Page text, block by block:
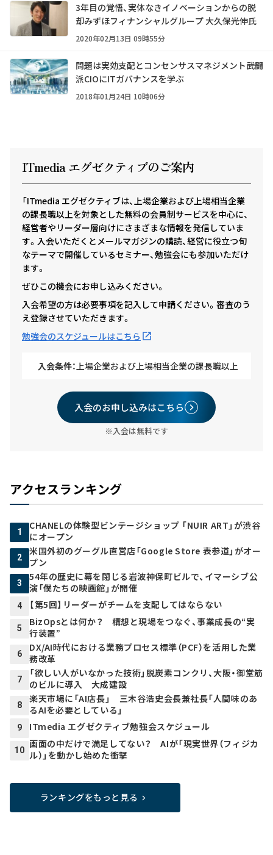
3年目の覚悟、実体なきイノベーションからの脱
却――みずほフィナンシャルグループ 大久保光伸氏
2020年02月13日 09時55分
問題は実効支配とコンセンサスマネジメント――武闘
派CIOにITガバナンスを学ぶ
2018年01月24日 10時06分
ITmedia エグゼクティ ブのご案内
「ITmedia エグゼクティブは、上場企業および上場相当企業
の課長職以上を対象とした無料の会員制サービスを中心に、
経営者やリーダー層向けにさまざまな情報を発信していま
す。入会いただくとメールマガジンの購読、経営に役立つ旬
なテーマで開催しているセミナー、勉強会にも参加いただけ
ます。
ぜひこの機会にお申し込みください。
入会希望の方は必要事項を記入して申請ください。審査のう
え登録させていただきます。
勉強会のスケジュールはこちら
入会条件： 上場企業および上場相当企業の課長職以上
入会のお申し込みはこちら
※入会は無料です
アクセスランキング
1
CHANELの体験型ビンテージショップ 「NUIR ART」が渋谷
にオープン
2
米国外初のグーグル直営店「Google Store 表参道」がオー
プン
3
54年の歴史に幕を閉じる岩波神保町ビルで、イマーシブ公
演「僕たちの映画館」が開催
4 【第5回】リーダーがチームを支配してはならない
5
BizOpsとは何か？ 構想と現場をつなぐ、事業成長の“実
行装置”
6
DX/AI時代における業務プロセス標準（PCF）を活用した業
務改革
7
「欲しい人がいなかった技術」脱炭素コンクリ、大阪・御堂筋
のビルに導入 大成建設
8
楽天市場に「AI店長」 三木谷浩史会長兼社長「人間味のあ
るAIを必要としている」
9 ITmedia エグゼクティブ勉強会スケジュール
10
画面の中だけで満足してない？ AIが「現実世界（フィジカ
ル）」を動かし始めた衝撃
ランキングをもっと見る